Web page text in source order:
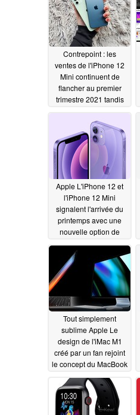
Contrepoint : les
ventes de l'iPhone 12
Mini continuent de
flancher au premier
trimestre 2021 tandis
05/26/2021
Apple L'iPhone 12 et
l'iPhone 12 Mini
signalent l'arrivée du
printemps avec une
nouvelle option de
précommandes
commencent ce
vendredi
04/21/2021
Tout simplement
sublime Apple Le
design de l'iMac M1
créé par un fan rejoint
le concept du MacBook
portfolio en pleine
expansion d'un jeune
artiste talentueux